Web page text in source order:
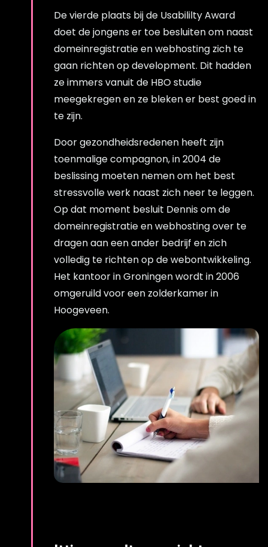
De vierde plaats bij de Usabililty Award
doet de jongens er toe besluiten om naast
domeinregistratie en webhosting zich te
gaan richten op development. Dit hadden
ze immers vanuit de HBO studie
meegekregen en ze bleken er best goed in
te zijn.
Door gezondheidsredenen heeft zijn
toenmalige compagnon, in 2004 de
beslissing moeten nemen om het best
stressvolle werk naast zich neer te leggen.
Op dat moment besluit Dennis om de
domeinregistratie en webhosting over te
dragen aan een ander bedrijf en zich
volledig te richten op de webontwikkeling.
Het kantoor in Groningen wordt in 2006
omgeruild voor een zolderkamer in
Hoogeveen.